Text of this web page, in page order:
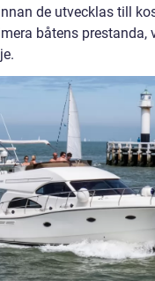
de utvecklas till
båtens prestanda,